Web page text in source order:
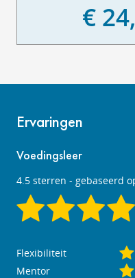
€
Ervaringen
Voedingsleer
4.5 sterren - gebaseerd
Flexibiliteit
Mentor